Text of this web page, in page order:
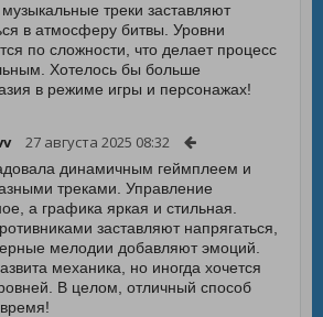
треки заставляют
в атмосферу битвы. Уровни
по сложности, что делает процесс
Хотелось бы больше
в режиме игры и персонажах!
27 августа 2025 08:32
динамичным геймплеем и
треками. Управление
а графика яркая и стильная.
заставляют напрягаться,
мелодии добавляют эмоций.
механика, но иногда хочется
В целом, отличный способ